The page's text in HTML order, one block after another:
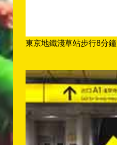
東京地鐵淺草站步行8分鐘